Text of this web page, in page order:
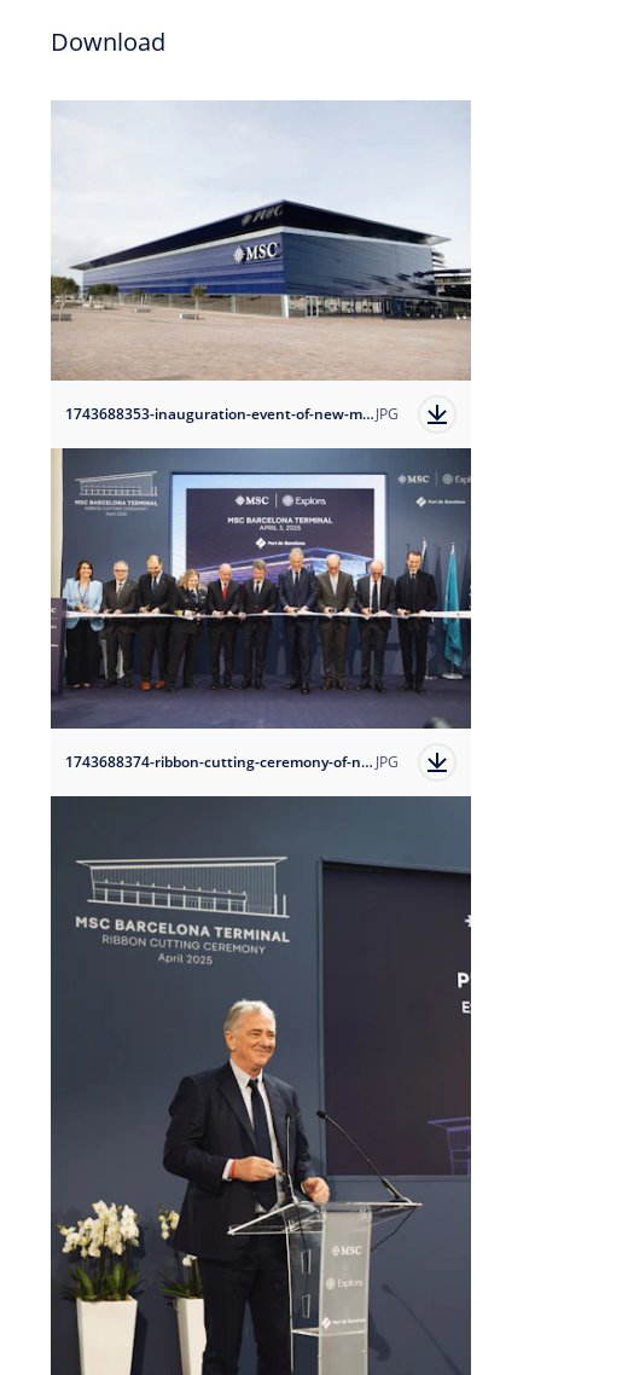
Download
1743688353-inauguration-event-of-new-msc-barcelona-terminal?auto=formatJPG
1743688374-ribbon-cutting-ceremony-of-new-msc-barcelona-terminal?auto=format JPG